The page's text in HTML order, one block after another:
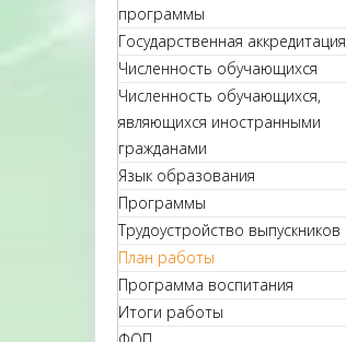
программы
Государственная аккредитация
Численность обучающихся
Численность обучающихся,
являющихся иностранными
гражданами
Язык образования
Программы
Трудоустройство выпускников
План работы
Программа воспитания
Итоги работы